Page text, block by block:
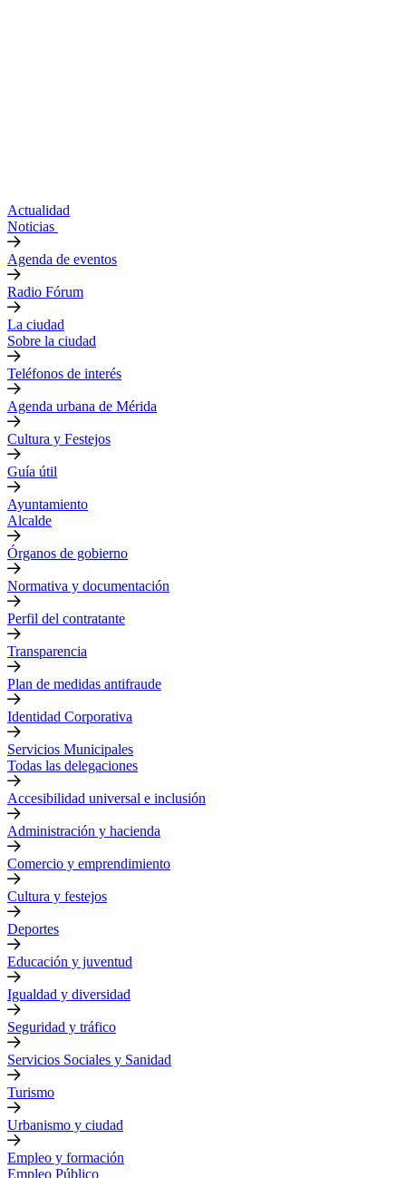
Actualidad
Noticias
Agenda de eventos
Radio Fórum
La ciudad
Sobre la ciudad
Teléfonos de interés
Agenda urbana de Mérida
Cultura y Festejos
Guía útil
Ayuntamiento
Alcalde
Órganos de gobierno
Normativa y documentación
Perfil del contratante
Transparencia
Plan de medidas antifraude
Identidad Corporativa
Servicios Municipales
Todas las delegaciones
Accesibilidad universal e inclusión
Administración y hacienda
Comercio y emprendimiento
Cultura y festejos
Deportes
Educación y juventud
Igualdad y diversidad
Seguridad y tráfico
Servicios Sociales y Sanidad
Turismo
Urbanismo y ciudad
Empleo y formación
Empleo Público